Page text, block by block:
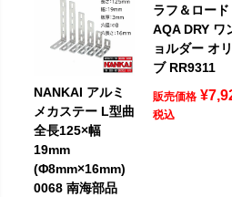
NANKAI アルミ
メカステー L型曲
全長125×幅
19mm
(Φ8mm×16mm)
0068 南海部品
ラフ＆ロード
AQA DRY ワ
ョルダー オ
ブ RR9311
販売価格 ¥
税込